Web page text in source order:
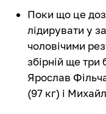
Поки що це
лідирувати у
чоловічими
збірній ще три
Ярослав
(97 кг) і